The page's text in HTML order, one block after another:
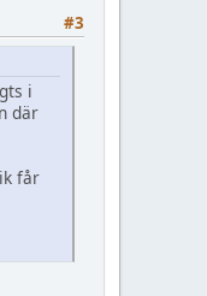
#3
i
där
får